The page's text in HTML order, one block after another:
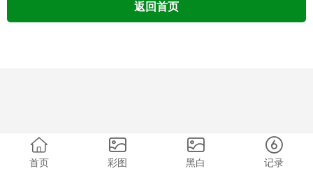
返回首页
首页 彩图 黑白 记录